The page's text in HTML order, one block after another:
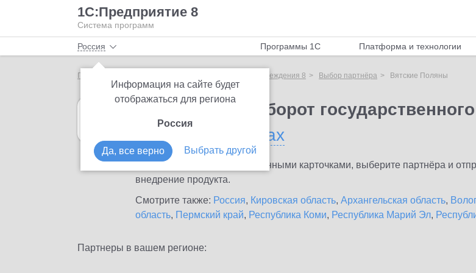
1С:Предприятие 8
Система программ
Россия
Информация на сайте будет
отображаться для региона
Россия
Да, все верно Выбрать другой
Программы 1С Платформа и технологии
Главная 1С:Документооборот государственного учреждения 8 Выбор партнёра Вятские Поляны
1С:Документооборот
в Вятских Полянах
Ознакомьтесь с информационными карточками, выберите партнёра и
внедрение продукта.
Смотрите также: Россия, Кировская область, Архангельская область,
область, Пермский край, Республика Коми, Республика Марий Эл,
Партнеры в вашем регионе: